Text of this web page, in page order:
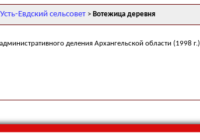
Усть-Евдский сельсовет > Вотежица деревня
деления Архангельской области (1998 г.)